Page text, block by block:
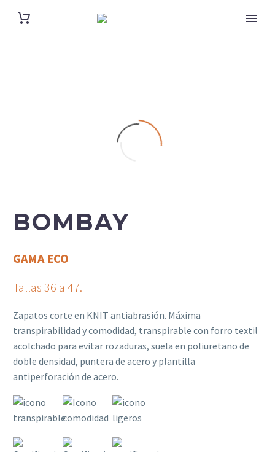
BOMBAY
GAMA ECO
Tallas 36 a 47.
Zapatos corte en KNIT antiabrasión. Máxima
transpirabilidad y comodidad, transpirable con forro textil
acolchado para evitar rozaduras, suela en poliuretano de
doble densidad, puntera de acero y plantilla
antiperforación de acero.